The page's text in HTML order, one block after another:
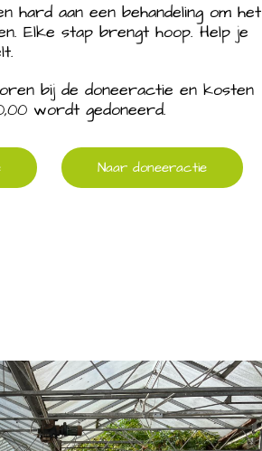
hard aan een behandeling om het
Elke stap brengt hoop. Help je
bij de doneeractie en kosten
wordt gedoneerd.
Naar doneeractie